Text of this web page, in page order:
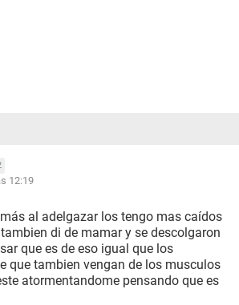
12:19
al adelgazar los tengo mas caídos
di de mamar y se descolgaron
que es de eso igual que los
que tambien vengan de los musculos
atormentandome pensando que es